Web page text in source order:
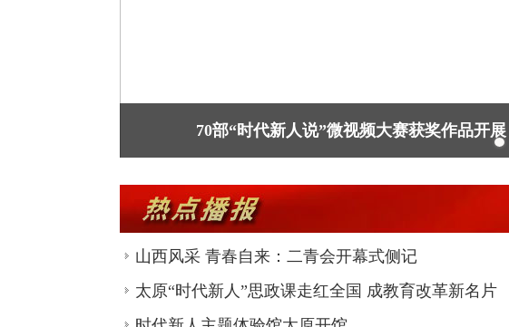
70部“时代新人说”微视频大赛获奖作品开展
山西风采 青春自来：二青会开幕式侧记
太原“时代新人”思政课走红全国 成教育改革新名片